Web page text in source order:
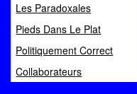
Les Paradoxales
Pieds Dans Le Plat
Politiquement Correct
Collaborateurs